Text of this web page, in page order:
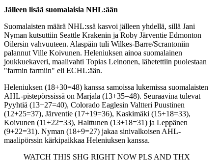
Jälleen lisää suomalaisia NHL:ään
Suomalaisten määrä NHL:ssä kasvoi jälleen yhdellä, sillä Jani
Nyman kutsuttiin Seattle Krakenin ja Roby Järventie Edmonton
Oilersin vahvuuteen. Alaspäin tuli Wilkes-Barre/Scrantoniin
palannut Ville Koivunen. Heleniuksen ainoa suomalainen
joukkuekaveri, maalivahti Topias Leinonen, lähetettiin puolestaan
"farmin farmiin" eli ECHL:ään.
Heleniuksen (18+30=48) kanssa samoissa lukemissa suomalaisten
AHL-pistepörssissä on Marjala (13+35=48). Seuraavina tulevat
Pyyhtiä (13+27=40), Colorado Eaglesin Valtteri Puustinen
(12+25=37), Järventie (17+19=36), Kaskimäki (15+18=33),
Koivunen (11+22=33), Halttunen (13+18=31) ja Leppänen
(9+22=31). Nyman (18+9=27) jakaa sinivalkoisen AHL-
maalipörssin kärkipaikkaa Heleniuksen kanssa.
WATCH THIS SHG RIGHT NOW PLS AND THX